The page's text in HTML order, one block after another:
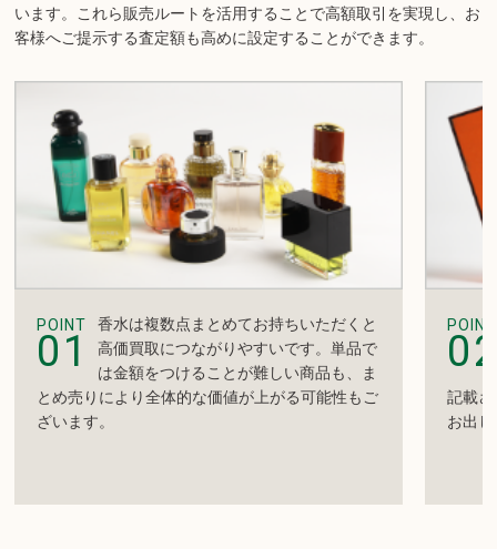
います。 これら販売ルートを活用することで高額取引を実現し、お
客様へご提示する査定額も高めに設定することができます。
POINT
01
香水は複数点まとめてお持ちいただくと
高価買取につながりやすいです。単品で
は金額をつけることが難しい商品も、ま
とめ売りにより全体的な価値が上がる可能性もご
ざいます。
POINT
記載
お出